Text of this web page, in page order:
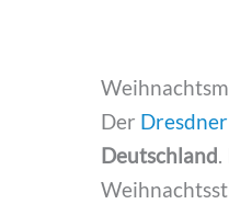
Der
Deutschland